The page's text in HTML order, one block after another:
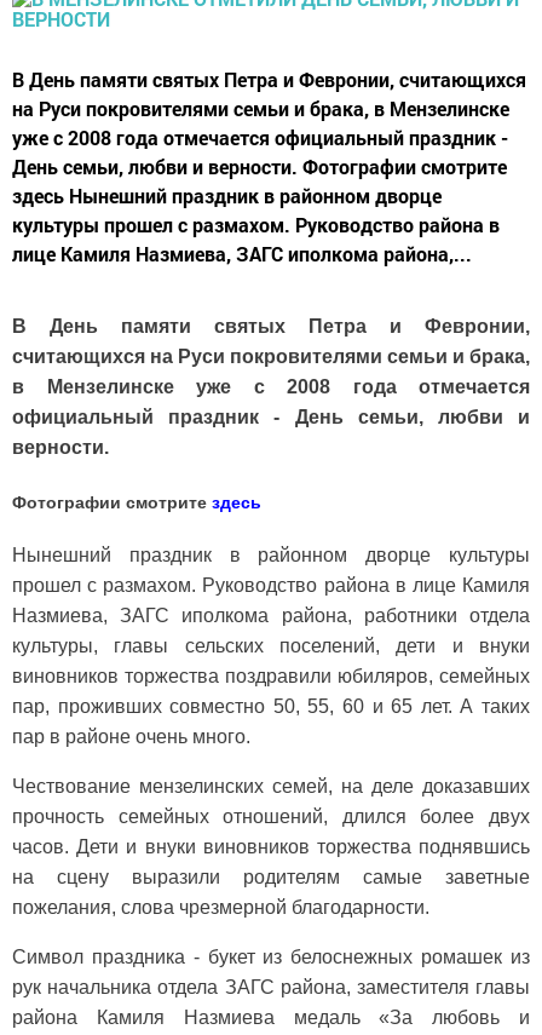
В День памяти святых Петра и Февронии, считающихся
на Руси покровителями семьи и брака, в Мензелинске
уже с 2008 года отмечается официальный праздник -
День семьи, любви и верности. Фотографии смотрите
здесь Нынешний праздник в районном дворце
культуры прошел с размахом. Руководство района в
лице Камиля Назмиева, ЗАГС иполкома района,...
В День памяти святых Петра и Февронии,
считающихся на Руси покровителями семьи и брака,
в Мензелинске уже с 2008 года отмечается
официальный праздник - День семьи, любви и
верности.
Фотографии смотрите здесь
Нынешний праздник в районном дворце культуры
прошел с размахом. Руководство района в лице Камиля
Назмиева, ЗАГС иполкома района, работники отдела
культуры, главы сельских поселений, дети и внуки
виновников торжества поздравили юбиляров, семейных
пар, проживших совместно 50, 55, 60 и 65 лет. А таких
пар в районе очень много.
Чествование мензелинских семей, на деле доказавших
прочность семейных отношений, длился более двух
часов. Дети и внуки виновников торжества поднявшись
на сцену выразили родителям самые заветные
пожелания, слова чрезмерной благодарности.
Символ праздника - букет из белоснежных ромашек из
рук начальника отдела ЗАГС района, заместителя главы
района Камиля Назмиева медаль «За любовь и